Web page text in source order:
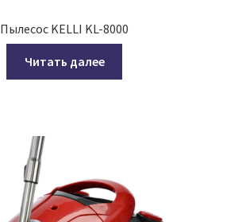
Пылесос KELLI KL-8000
Читать далее